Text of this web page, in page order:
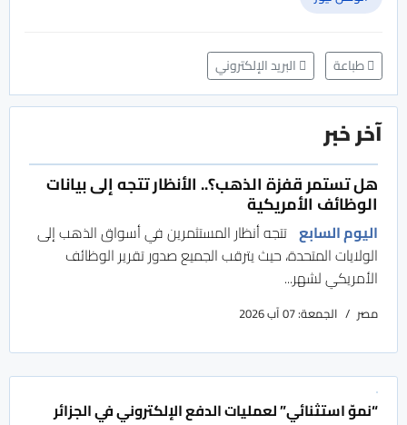
طباعة البريد الإلكتروني
آخر خبر
هل تستمر قفزة الذهب؟.. الأنظار تتجه إلى بيانات
الوظائف الأمريكية
اليوم السابع تتجه أنظار المستثمرين في أسواق الذهب إلى
الولايات المتحدة، حيث يترقب الجميع صدور تقرير الوظائف
الأمريكي لشهر...
مصر الجمعة: 07 آب 2026
“نموّ استثنائي” لعمليات الدفع الإلكتروني في الجزائر